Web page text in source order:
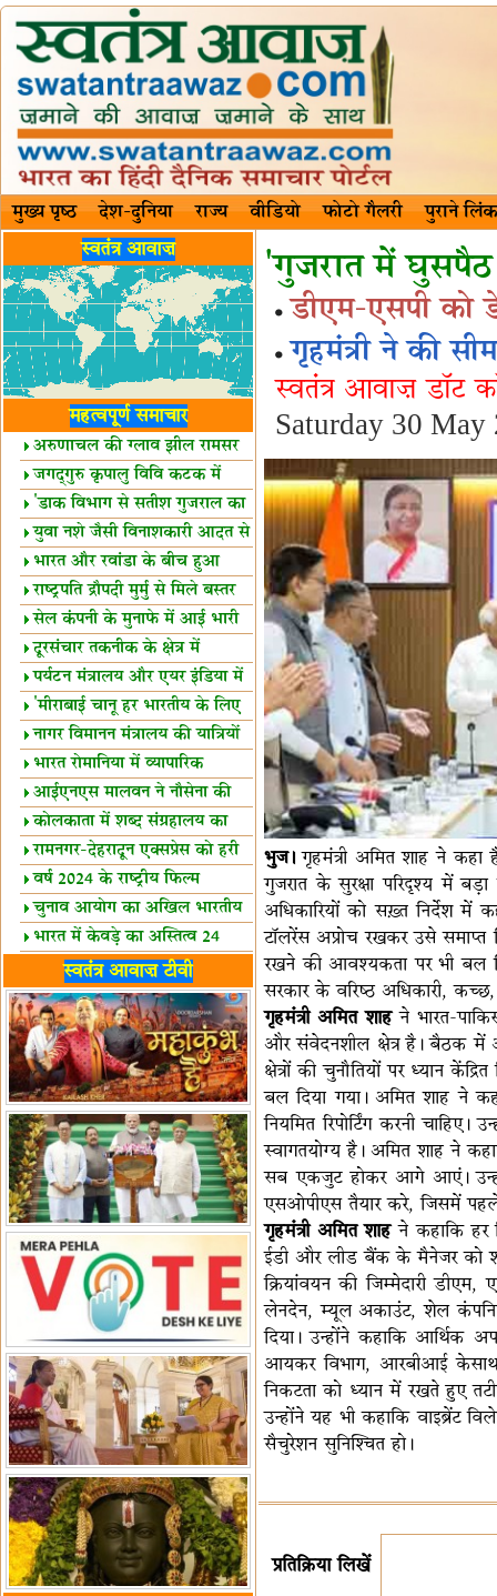
मुख्य पृष्ठ देश-दुनिया राज्य वीडियो फोटो गैलरी पुराने लिंक
स्वतंत्र आवाज़
महत्वपूर्ण समाचार
अरुणाचल की ग्लाव झील रामसर
स्थल घोषित
जगद्गुरु कृपालु विवि कटक में
शैक्षिक सत्र शुरू
'डाक विभाग से सतीश गुजराल का
रिश्ता गहरा'
युवा नशे जैसी विनाशकारी आदत से
दूर रहें-मोदी
भारत और रवांडा के बीच हुआ
व्यापार विस्तार
राष्ट्रपति द्रौपदी मुर्मु से मिले बस्तर
के प्रतिनिधि
सेल कंपनी के मुनाफे में आई भारी
उछाल!
दूरसंचार तकनीक के क्षेत्र में
उत्कृष्टता पुरस्कार
पर्यटन मंत्रालय और एयर इंडिया में
समझौता
'मीराबाई चानू हर भारतीय के लिए
प्रेरणा'
नागर विमानन मंत्रालय की यात्रियों
को सलाह
भारत रोमानिया में व्यापारिक
साझेदारियां
आईएनएस मालवन ने नौसेना की
ताकत बढ़ाई
कोलकाता में शब्द संग्रहालय का
उद्घाटन
रामनगर-देहरादून एक्सप्रेस को हरी
झंडीवर्ष 2024 के राष्ट्रीय फिल्म
पुरस्कारों की घोषणा
चुनाव आयोग का अखिल भारतीय
मीडिया सम्मेलन
भारत में केवड़े का अस्तित्‍व 24
लाख वर्ष!
लखनऊ में 'एक राष्ट्र एक चुनाव'
पर बैठक
विधानमंडल लोकतंत्र की पाठशाला
हैं-बिरला
'द वॉयस ऑफ जस्टिस: जस्टिस
गवई स्पीक्स'
राष्ट्रीय युद्ध स्मारक से 'शौर्य विजय
यात्रा' शुरू
भारत जापान में रक्षा संबंधों का
विस्तार
'एनसीसी को मजबूत करना राष्ट्रीय
जिम्मेदारी'
भारत-ऑस्ट्रेलिया ने खेल संबंधों का
जश्न मनाया
'भारत को फुटबॉल में भी वैश्विक
पहचान दिलाएं'
अल्पसंख्यक मंत्री ने की हज
नीति-2027 की घोषणा
राखीगढ़ी में मिले मानव कंकाल
अवशेष
राष्ट्रपति ने कूनो उद्यान में चीता
प्रबंधन देखा
एमआईएफएफ में फ़िल्म गुदगुदी का
प्रीमियर
स्वतंत्र आवाज़ टीवी
'गुजरात में
डीएम-एसपी को
गृहमंत्री ने की
स्वतंत्र आवाज़ डॉट
Saturday 30
भुज।गृहमंत्री अमित शाह ने कहा
गुजरात के सुरक्षा परिदृश्य में
अधिकारियों को सख़्त निर्देश में
टॉलरेंस अप्रोच रखकर उसे समाप्त
रखने की आवश्यकता पर भी बल
सरकार के वरिष्ठ अधिकारी,
गृहमंत्री अमित शाहने भारत-
और संवेदनशील क्षेत्र है। बैठक में
क्षेत्रों की चुनौतियों पर ध्यान
बल दिया गया। अमित शाह ने
नियमित रिपोर्टिंग करनी चाहिए।
स्वागतयोग्य है। अमित शाह ने
सब एकजुट होकर आगे आएं।
एसओपीएस तैयार करे, जिसमें पहले
गृहमंत्री अमित शाहने कहाकि हर
ईडी और लीड बैंक के मैनेजर को
क्रियांवयन की जिम्मेदारी
लेनदेन, म्यूल अकाउंट, शेल
दिया। उन्होंने कहाकि आर्थिक
आयकर विभाग, आरबीआई केसाथ
निकटता को ध्यान में रखते हुए
उन्होंने यह भी कहाकि वाइब्रेंट
सैचुरेशन सुनिश्चित हो।
प्रतिक्रिया लिखें